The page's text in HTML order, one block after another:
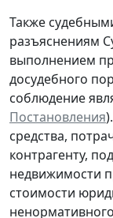
Также
разъяснениям
выполнением
досудебного
соблюдение
Постановления
средства,
контрагенту,
недвижимости
стоимости